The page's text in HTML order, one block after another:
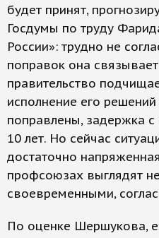
будет принят,
Госдумы по труду
России»: трудно не
поправок она
правительство
исполнение его
поправлены, задержка
10 лет. Но сейчас
достаточно
профсоюзах выглядят
своевременными,
По оценке Шершукова,